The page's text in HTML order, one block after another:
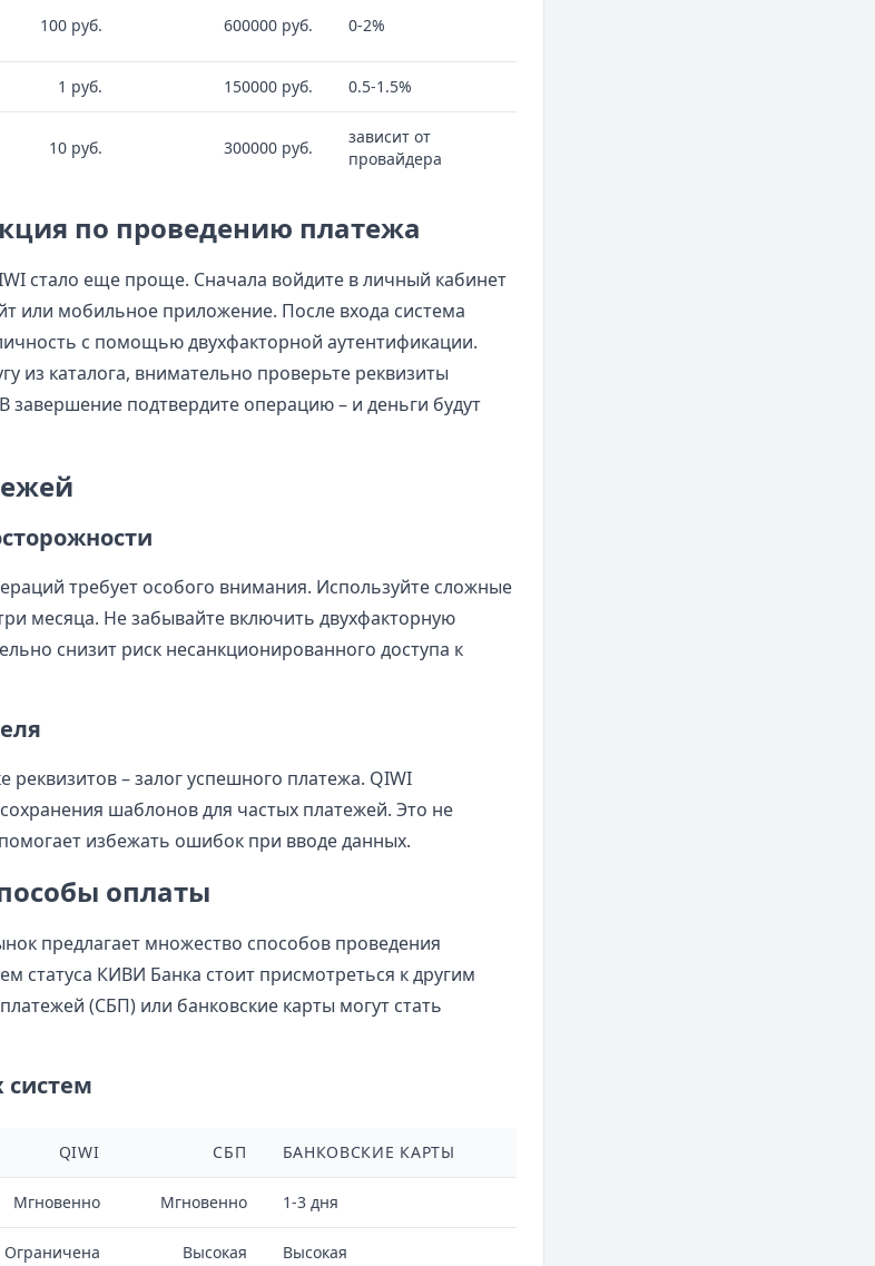
100 руб. 600000 руб. 0-2%
1 руб. 150000 руб. 0.5-1.5%
10 руб. 300000 руб.
зависит от
провайдера
по проведению платежа
стало еще проще. Сначала войдите в личный кабинет
или мобильное приложение. После входа система
с помощью двухфакторной аутентификации.
из каталога, внимательно проверьте реквизиты
завершение подтвердите операцию – и деньги будут
требует особого внимания. Используйте сложные
месяца. Не забывайте включить двухфакторную
снизит риск несанкционированного доступа к
– залог успешного платежа. QIWI
шаблонов для частых платежей. Это не
избежать ошибок при вводе данных.
оплаты
предлагает множество способов проведения
статуса КИВИ Банка стоит присмотреться к другим
(СБП) или банковские карты могут стать
QIWI СБП БАНКОВСКИЕ КАРТЫ
Мгновенно Мгновенно 1-3 дня
Ограничена Высокая Высокая